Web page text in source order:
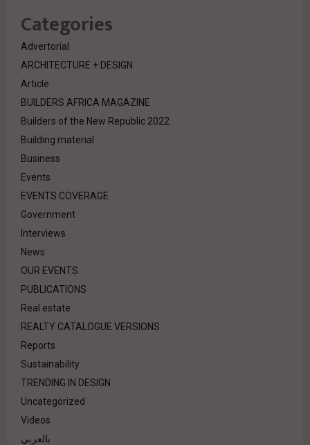
Categories
Advertorial
ARCHITECTURE + DESIGN
Article
BUILDERS AFRICA MAGAZINE
Builders of the New Republic 2022
Building material
Business
Events
EVENTS COVERAGE
Government
Interviews
News
OUR EVENTS
PUBLICATIONS
Real estate
REALTY CATALOGUE VERSIONS
Reports
Sustainability
TRENDING IN DESIGN
Uncategorized
Videos
بالعربي